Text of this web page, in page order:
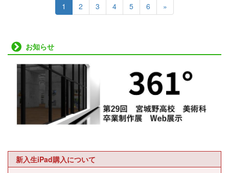
1 2 3 4 5 6 »
お知らせ
新入生iPad購入について